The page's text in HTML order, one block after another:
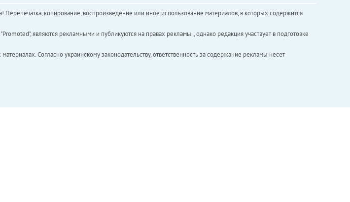
копирование, воспроизведение или иное использование материалов, в которых содержится
являются рекламными и публикуются на правах рекламы. , однако редакция участвует в подготовке
Согласно украинскому законодательству, ответственность за содержание рекламы несет